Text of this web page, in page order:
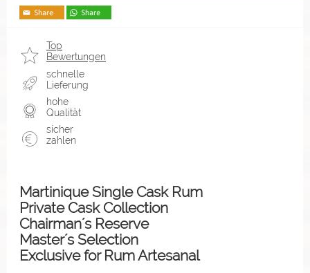
Top
Bewertungen
schnelle
Lieferung
hohe
Qualität
sicher
zahlen
Martinique Single Cask Rum
Private Cask Collection
Chairman´s Reserve
Master´s Selection
Exclusive for Rum Artesanal